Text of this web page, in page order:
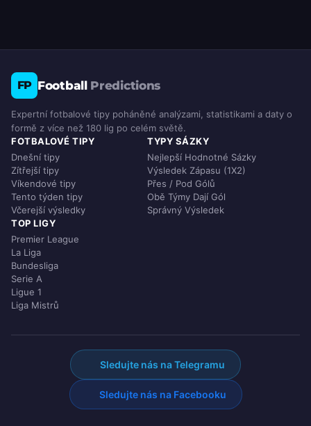
FP Football Predictions
Expertní fotbalové tipy poháněné analýzami, statistikami a daty o
formě z více než 180 lig po celém světě.
FOTBALOVÉ TIPY
Dnešní tipy
Zítřejší tipy
Víkendové tipy
Tento týden tipy
Včerejší výsledky
TYPY SÁZKY
Nejlepší Hodnotné Sázky
Výsledek Zápasu (1X2)
Přes / Pod Gólů
Obě Týmy Dají Gól
Správný Výsledek
TOP LIGY
Premier League
La Liga
Bundesliga
Serie A
Ligue 1
Liga Mistrů
Sledujte nás na Telegramu
Sledujte nás na Facebooku